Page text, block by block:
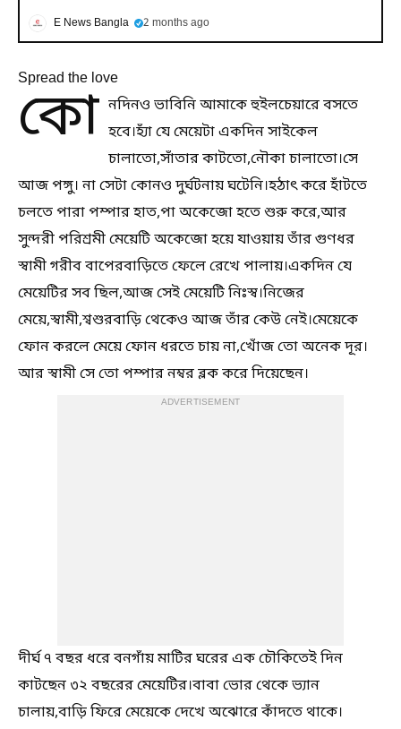
E News Bangla 2 months ago
Spread the love
কো নদিনও ভাবিনি আমাকে হুইলচেয়ারে বসতে
হবে।হ্যাঁ যে মেয়েটা একদিন সাইকেল
চালাতো,সাঁতার কাটতো,নৌকা চালাতো।সে
আজ পঙ্গু। না সেটা কোনও দুর্ঘটনায় ঘটেনি।হঠাৎ করে হাঁটতে
চলতে পারা পম্পার হাত,পা অকেজো হতে শুরু করে,আর
সুন্দরী পরিশ্রমী মেয়েটি অকেজো হয়ে যাওয়ায় তাঁর গুণধর
স্বামী গরীব বাপেরবাড়িতে ফেলে রেখে পালায়।একদিন যে
মেয়েটির সব ছিল,আজ সেই মেয়েটি নিঃস্ব।নিজের
মেয়ে,স্বামী,শ্বশুরবাড়ি থেকেও আজ তাঁর কেউ নেই।মেয়েকে
ফোন করলে মেয়ে ফোন ধরতে চায় না,খোঁজ তো অনেক দূর।
আর স্বামী সে তো পম্পার নম্বর ব্লক করে দিয়েছেন।
ADVERTISEMENT
দীর্ঘ ৭ বছর ধরে বনগাঁয় মাটির ঘরের এক চৌকিতেই দিন
কাটছেন ৩২ বছরের মেয়েটির।বাবা ভোর থেকে ভ্যান
চালায়,বাড়ি ফিরে মেয়েকে দেখে অঝোরে কাঁদতে থাকে।